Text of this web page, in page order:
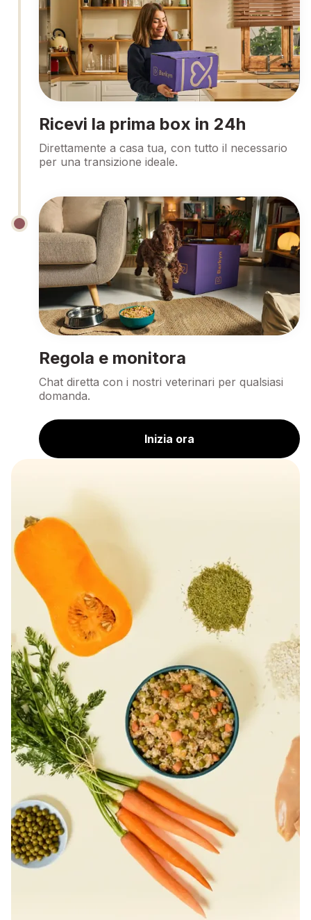
Ricevi la prima box in 24h
Direttamente a casa tua, con tutto il necessario
per una transizione ideale.
Regola e monitora
Chat diretta con i nostri veterinari per qualsiasi
domanda.
Inizia ora